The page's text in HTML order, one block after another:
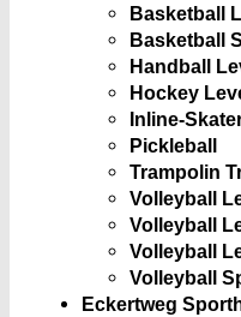
Basketball
Basketball
Handball
Hockey
Inline-
Pickleball
Trampolin
Volleyball
Volleyball
Volleyball
Volleyball
Eckertweg